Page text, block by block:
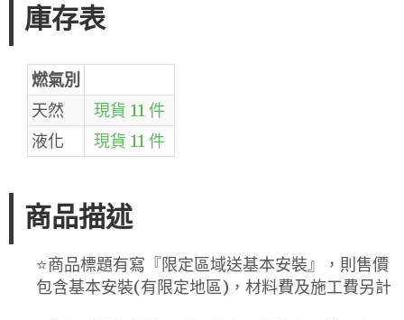
庫存表
燃氣別
天然
現貨 11 件
液化
現貨 11 件
商品描述
⭐️商品標題有寫『限定區域送基本安裝』，則售價
包含基本安裝(有限定地區)，材料費及施工費另計